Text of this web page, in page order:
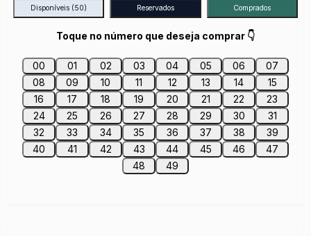
Disponíveis (50) Reservados Comprados
Toque no número que deseja comprar 👇
00 01 02 03 04 05 06
07
08
09 10 11 12 13 14
15
16
17 18 19 20 21 22
23
24
25 26 27 28 29 30
31
32
33 34 35 36 37 38
39
40
41 42 43 44 45 46
47
48
49